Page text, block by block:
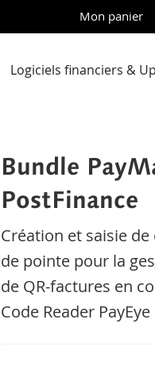
auMon panier
Logiciels financiers &
Bundle
PostFinance
Création et saisie
de pointe pour la
de QR-factures en
Code Reader PayEye